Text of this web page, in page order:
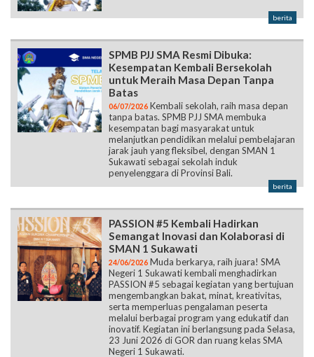
berita
SPMB PJJ SMA Resmi Dibuka:
Kesempatan Kembali Bersekolah
untuk Meraih Masa Depan Tanpa
Batas
06/07/2026 Kembali sekolah, raih masa depan
tanpa batas. SPMB PJJ SMA membuka
kesempatan bagi masyarakat untuk
melanjutkan pendidikan melalui pembelajaran
jarak jauh yang fleksibel, dengan SMAN 1
Sukawati sebagai sekolah induk
penyelenggara di Provinsi Bali.
berita
PASSION #5 Kembali Hadirkan
Semangat Inovasi dan Kolaborasi di
SMAN 1 Sukawati
24/06/2026 Muda berkarya, raih juara! SMA
Negeri 1 Sukawati kembali menghadirkan
PASSION #5 sebagai kegiatan yang bertujuan
mengembangkan bakat, minat, kreativitas,
serta memperluas pengalaman peserta
melalui berbagai program yang edukatif dan
inovatif. Kegiatan ini berlangsung pada Selasa,
23 Juni 2026 di GOR dan ruang kelas SMA
Negeri 1 Sukawati.